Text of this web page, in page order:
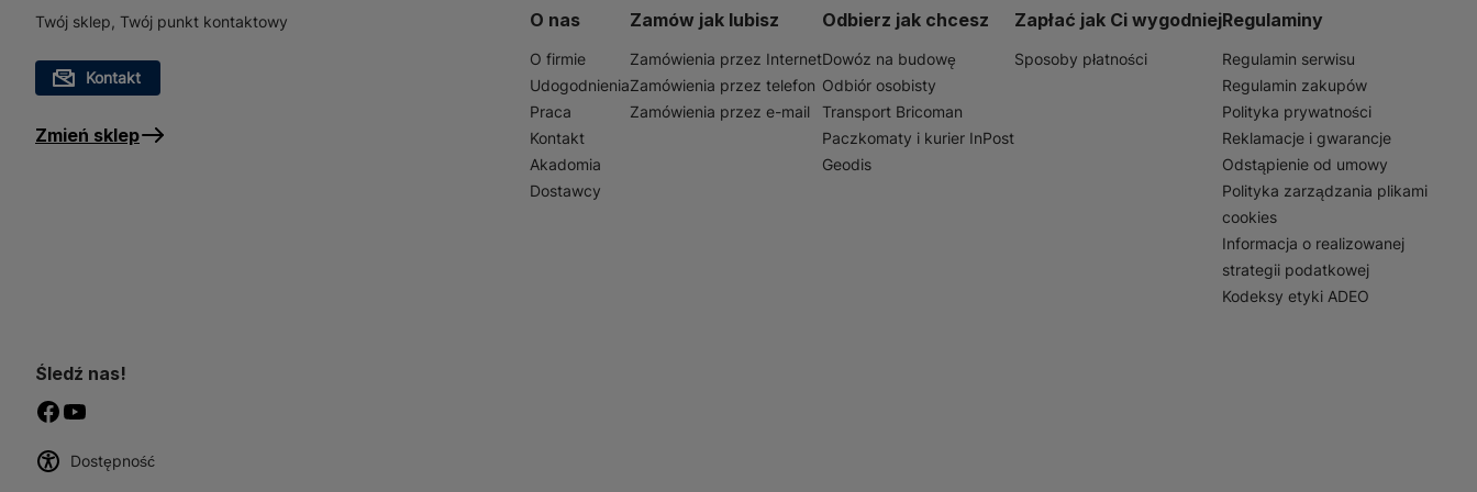
doskonałym wyborem do miejsc, gdzie wymagana jest niezawodność i trwałość połączeń wodnych. Wybierając
ten produkt, zyskujesz pewność, że Twoja instalacja będzie działać bezawaryjnie przez długi czas.
Twój sklep, Twój punkt kontaktowy
Kontakt
Zmień sklep
O nas
O firmie
Udogodnienia
Praca
Kontakt
Akadomia
Dostawcy
Zamów jak lubisz
Zamówienia przez Internet
Zamówienia przez telefon
Zamówienia przez e-mail
Odbierz jak chcesz
Dowóz na budowę
Odbiór osobisty
Transport Bricoman
Paczkomaty i kurier InPost
Geodis
Zapłać jak Ci wygodniej
Sposoby płatności
Regulaminy
Regulamin serwisu
Regulamin zakupów
Polityka prywatności
Reklamacje i gwarancje
Odstąpienie od umowy
Polityka zarządzania plikami
cookies
Informacja o realizowanej
strategii podatkowej
Kodeksy etyki ADEO
Śledź nas!
Dostępność